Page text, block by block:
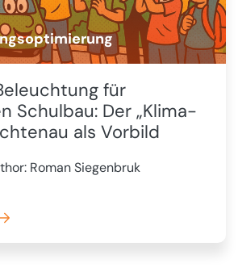
für
Schulbau: Der „Klima-
als Vorbild
Roman Siegenbruk